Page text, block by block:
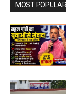
MOST POPULAR